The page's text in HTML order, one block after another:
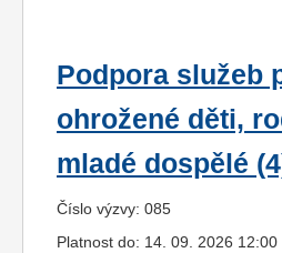
Podpora služeb
ohrožené děti,
mladé dospělé
Číslo výzvy: 085
Platnost do: 14. 09. 2026 12:00